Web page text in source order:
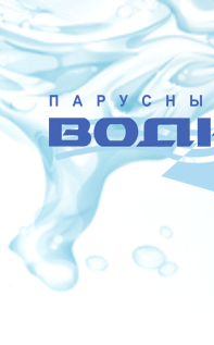
УСЛУГИ
О КЛУБЕ
НОВОСТИ
ЯХТ-КЛУБ
ОТЗЫВЫ